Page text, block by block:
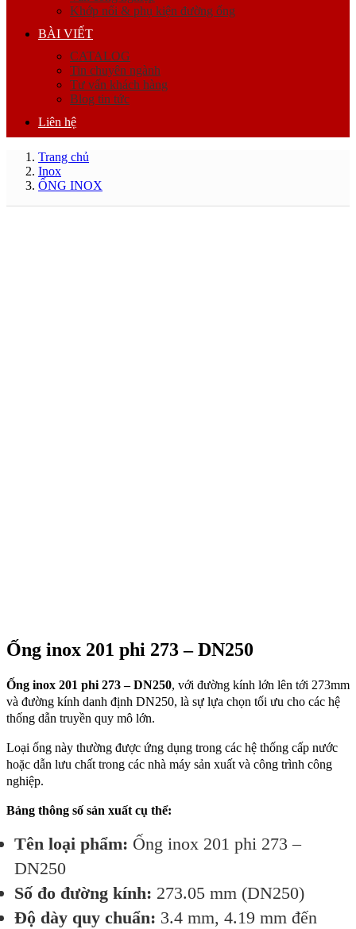
Khớp nối & phụ kiện đường ống
BÀI VIẾT
CATALOG
Tin chuyên ngành
Tư vấn khách hàng
Blog tin tức
Liên hệ
Trang chủ
Inox
ỐNG INOX
Ống inox 201 phi 273 – DN250
Ống inox 201 phi 273 – DN250, với đường kính lớn lên tới 273mm
và đường kính danh định DN250, là sự lựa chọn tối ưu cho các hệ
thống dẫn truyền quy mô lớn.
Loại ống này thường được ứng dụng trong các hệ thống cấp nước
hoặc dẫn lưu chất trong các nhà máy sản xuất và công trình công
nghiệp.
Bảng thông số sản xuất cụ thể:
Tên loại phẩm: Ống inox 201 phi 273 –
DN250
Số đo đường kính: 273.05 mm (DN250)
Độ dày quy chuẩn: 3.4 mm, 4.19 mm đến